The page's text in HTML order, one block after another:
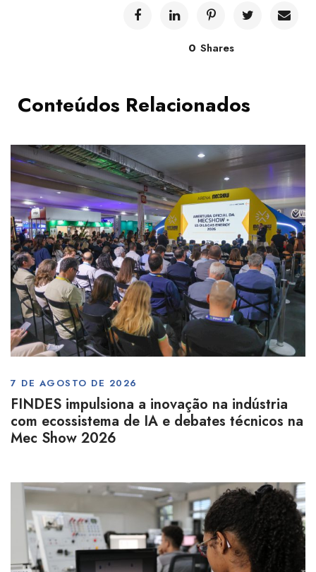
0 Shares
Conteúdos Relacionados
7 DE AGOSTO DE 2026
FINDES impulsiona a inovação na indústria
com ecossistema de IA e debates técnicos na
Mec Show 2026